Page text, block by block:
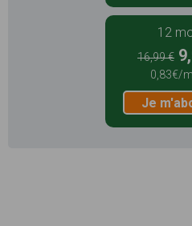
12
16,99 €
0,83€/
Je